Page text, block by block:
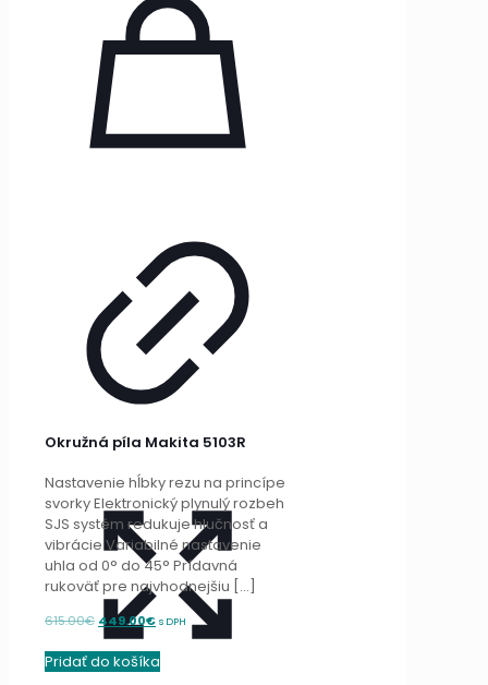
Okružná píla Makita 5103R
Nastavenie hĺbky rezu na princípe
svorky Elektronický plynulý rozbeh
SJS systém redukuje hlučnosť a
vibrácie Variabilné nastavenie
uhla od 0° do 45° Prídavná
rukoväť pre najvhodnejšiu […]
615.00€ Original
price
was:
449.00€Current
is:
s DPH
Pridať do košíka